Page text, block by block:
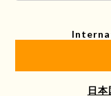
日